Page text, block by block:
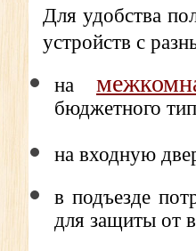
Для удобства
устройств с
на
бюджетного
на входную
в подъезде
для защиты от